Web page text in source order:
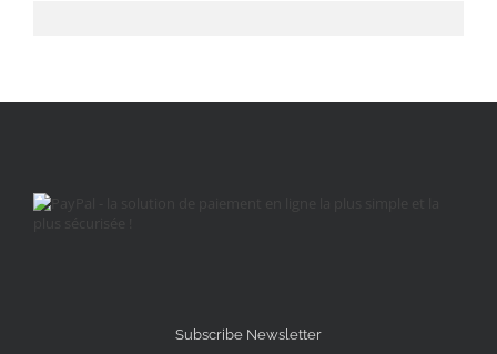
Subscribe Newsletter